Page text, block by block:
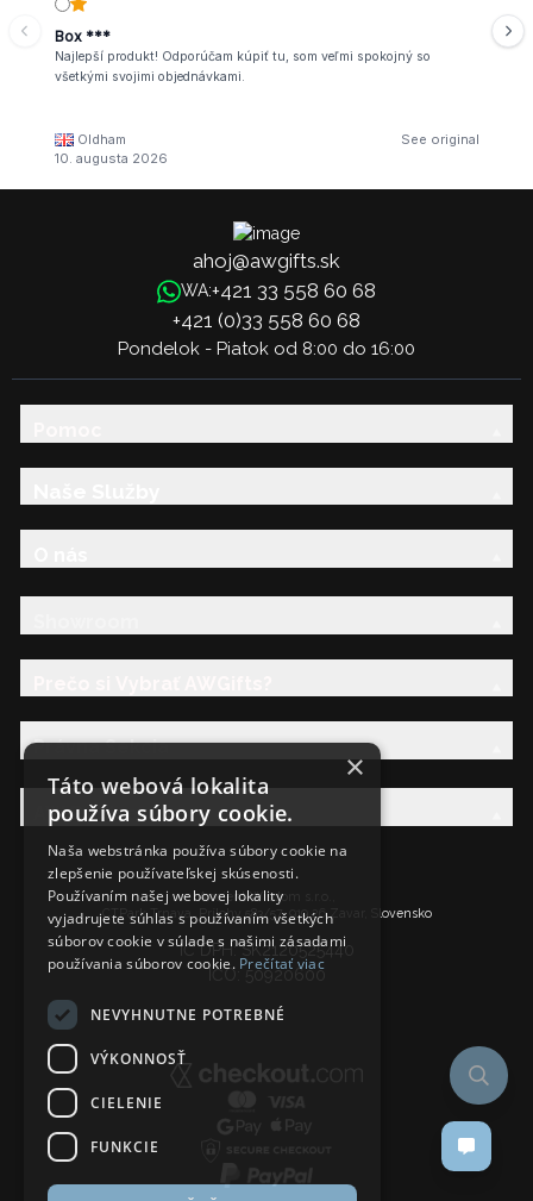
Box ***
Najlepší produkt! Odporúčam kúpiť tu, som veľmi spokojný so
všetkými svojimi objednávkami.
Oldham
See original
10. augusta 2026
ahoj@awgifts.sk
WA:+421 33 558 60 68
+421 (0)33 558 60 68
Pondelok - Piatok od 8:00 do 16:00
Právna Sekcia
AW Rodina
Ancient Wisdom s.r.o.,
CTPark Trnava, Prílohy 583/57, 919 26 Zavar, Slovensko
IČ DPH: SK2120525440
IČO: 50920600
×
Táto webová lokalita
používa súbory cookie.
Naša webstránka používa súbory cookie na
zlepšenie používateľskej skúsenosti.
Používaním našej webovej lokality
vyjadrujete súhlas s používaním všetkých
súborov cookie v súlade s našimi zásadami
používania súborov cookie. Prečítať viac
NEVYHNUTNE POTREBNÉ
VÝKONNOSŤ
CIELENIE
FUNKCIE